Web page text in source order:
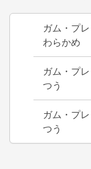
ガム・プ
わらかめ
ガム・プ
つう
ガム・プ
つう